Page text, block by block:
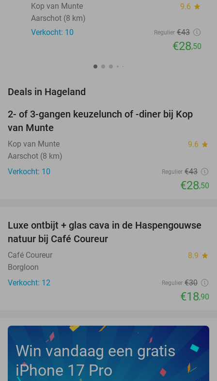
Kop van Munte
9.6 star
Aarschot (8 km)
Verkocht: 10
Regulier €43
€28,50
Deals in Hageland
34%
TODAY
2- of 3-gangen keuzelunch of -diner bij Kop
van Munte
Kop van Munte 9.6 star
Aarschot (8 km)
Verkocht: 10
Regulier €43
€28,50
37%
TODAY
Luxe ontbijt + glas cava in de Haspengouwse
natuur bij Café Coureur
Café Coureur 8.9 star
Borgloon
Verkocht: 12
Regulier €30
€18,90
Win vandaag een gratis
iPhone 17 Pro